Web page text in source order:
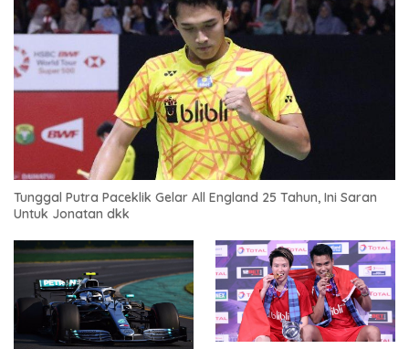
Tunggal Putra Paceklik Gelar All England 25 Tahun, Ini Saran
Untuk Jonatan dkk